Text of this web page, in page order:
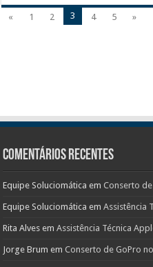
« 1 2 3 4 5 »
Comentários Recentes
Equipe Soluciomática emConserto
Equipe Soluciomática emAssistência
Rita Alves emAssistência Técnica
Jorge Brum emConserto de GoPro